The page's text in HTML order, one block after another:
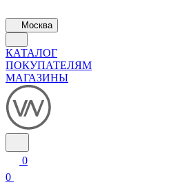
Москва
КАТАЛОГ
ПОКУПАТЕЛЯМ
МАГАЗИНЫ
0
0